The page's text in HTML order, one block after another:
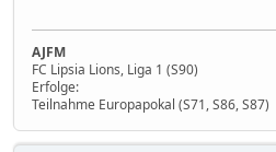
AJFM
FC Lipsia Lions, Liga 1 (S90)
Erfolge:
Teilnahme Europapokal (S71, S86, S87)